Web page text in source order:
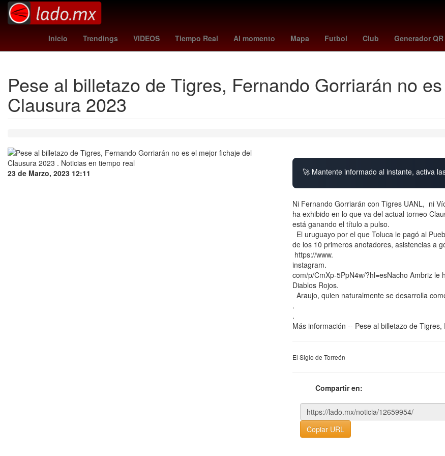
Inicio Trendings VIDEOS Tiempo Real Al momento Mapa Futbol Club Generador QR
man city vs liverpool barcelona vs celta roma - udinese az alkmaar vs psv fenerbahçe - kayserispor Pago
Pese al billetazo de Tigres, Fernando Gorriarán no
Clausura 2023
23 de Marzo, 2023 12:11 🚀 Mantente informado al instante, activa
Ni Fernando Gorriarán con Tigres UANL, ni
ha exhibido en lo que va del actual torneo
está ganando el título a pulso.
El uruguayo por el que Toluca le pagó al
de los 10 primeros anotadores, asistencias a
https://www.
instagram.
com/p/CmXp-5PpN4w/?hl=esNacho Ambriz
Diablos Rojos.
Araujo, quien naturalmente se desarrolla
.
.
Más información -- Pese al billetazo de
El Siglo de Torreón
Compartir en:
Copiar URL